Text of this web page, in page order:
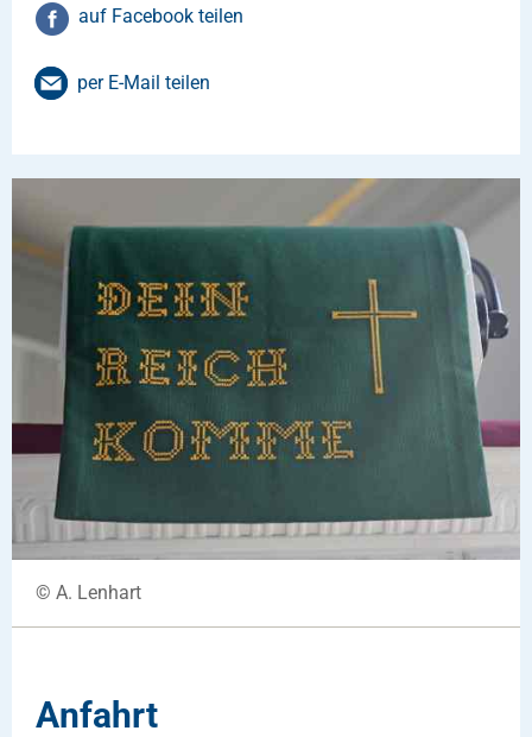
auf Facebook teilen
per E-Mail teilen
© A. Lenhart
Anfahrt